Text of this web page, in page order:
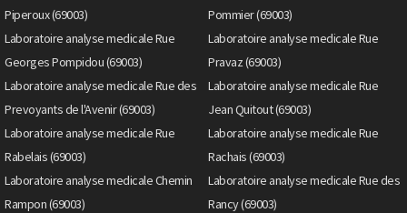
Piperoux (69003)
Pommier (69003)
Laboratoire analyse medicale Rue
Georges Pompidou (69003)
Laboratoire analyse medicale Rue
Pravaz (69003)
Laboratoire analyse medicale Rue des
Prevoyants de l'Avenir (69003)
Laboratoire analyse medicale Rue
Jean Quitout (69003)
Laboratoire analyse medicale Rue
Rabelais (69003)
Laboratoire analyse medicale Rue
Rachais (69003)
Laboratoire analyse medicale Chemin
Rampon (69003)
Laboratoire analyse medicale Rue des
Rancy (69003)